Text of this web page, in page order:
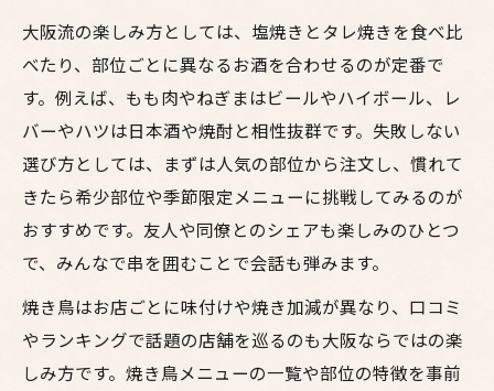
ングの秘密
焼き鳥人気の理由とお酒のペアリングの極
意を紹介
焼き鳥人気メニューを味わうなら梅田で
梅田の居酒屋で楽しむ焼き鳥人気メニュー
特集
大阪で注目される鳥料理と焼き鳥のおすす
めポイント
お酒と一緒に味わいたい焼鳥人気部位の魅
力解説
大阪流の楽しみ方としては、塩焼きとタレ焼きを食べ比
べたり、部位ごとに異なるお酒を合わせるのが定番で
す。例えば、もも肉やねぎまはビールやハイボール、レ
バーやハツは日本酒や焼酎と相性抜群です。失敗しない
選び方としては、まずは人気の部位から注文し、慣れて
きたら希少部位や季節限定メニューに挑戦してみるのが
おすすめです。友人や同僚とのシェアも楽しみのひとつ
で、みんなで串を囲むことで会話も弾みます。
焼き鳥はお店ごとに味付けや焼き加減が異なり、口コミ
やランキングで話題の店舗を巡るのも大阪ならではの楽
しみ方です。焼き鳥メニューの一覧や部位の特徴を事前